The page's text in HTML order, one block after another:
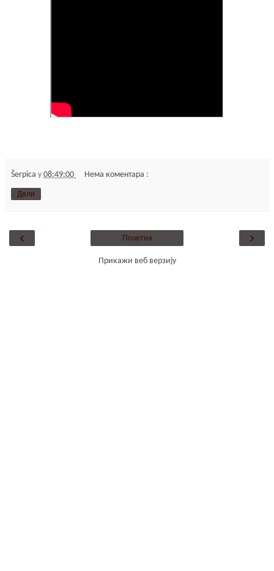
Šerpica у 08:49:00 Нема коментара :
Дели
‹ ›
Почетна
Прикажи веб верзију